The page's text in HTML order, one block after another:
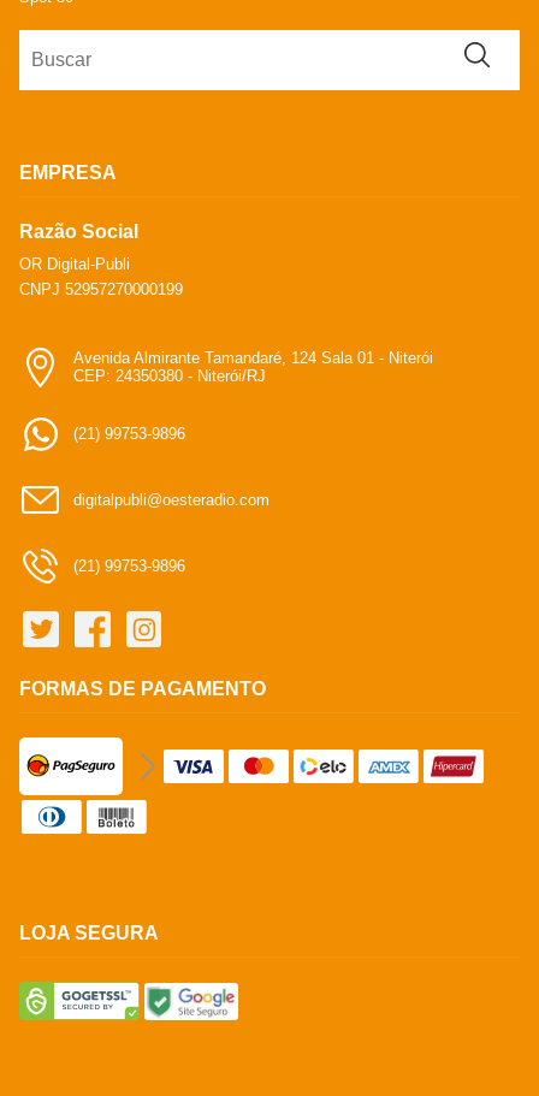
EMPRESA
Razão Social
OR Digital-Publi
CNPJ 52957270000199
Avenida Almirante Tamandaré, 124 Sala 01 - Niterói
CEP: 24350380 - Niterói/RJ
(21) 99753-9896
digitalpubli@oesteradio.com
(21) 99753-9896
FORMAS DE PAGAMENTO
LOJA SEGURA